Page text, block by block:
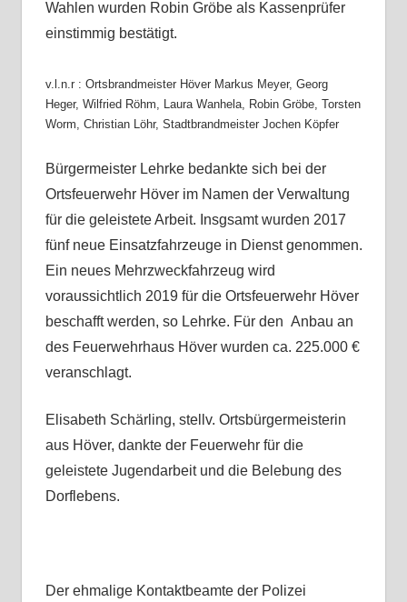
Wahlen wurden Robin Gröbe als Kassenprüfer
einstimmig bestätigt.
v.l.n.r : Ortsbrandmeister Höver Markus Meyer, Georg
Heger, Wilfried Röhm, Laura Wanhela, Robin Gröbe, Torsten
Worm, Christian Löhr, Stadtbrandmeister Jochen Köpfer
Bürgermeister Lehrke bedankte sich bei der
Ortsfeuerwehr Höver im Namen der Verwaltung
für die geleistete Arbeit. Insgsamt wurden 2017
fünf neue Einsatzfahrzeuge in Dienst genommen.
Ein neues Mehrzweckfahrzeug wird
voraussichtlich 2019 für die Ortsfeuerwehr Höver
beschafft werden, so Lehrke. Für den Anbau an
des Feuerwehrhaus Höver wurden ca. 225.000 €
veranschlagt.
Elisabeth Schärling, stellv. Ortsbürgermeisterin
aus Höver, dankte der Feuerwehr für die
geleistete Jugendarbeit und die Belebung des
Dorflebens.
Der ehmalige Kontaktbeamte der Polizei